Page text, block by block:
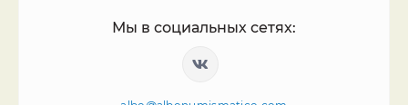
Мы в социальных сетях: